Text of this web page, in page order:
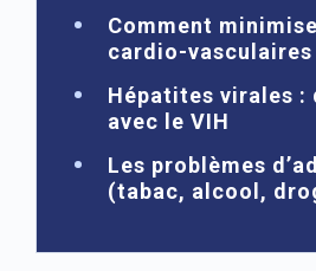
Comment
cardio-vasculaires
Hépatites virales :
avec le VIH
Les problèmes
(tabac, alcool,